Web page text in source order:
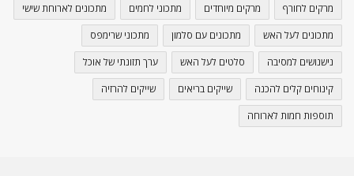
מרקים לחורף מרקים מיוחדים מתכוני לחמים מתכונים לארוחת שישי
מתכונים לעל האש מתכונים עם סלמון מתכוני שרימפס
נישנושים למסיבה סלטים לעל האש ערך תזונתי של אוכל
קינוחים קלים להכנה שייקים בריאים שייקים להרזיה
תוספות חמות לארוחה